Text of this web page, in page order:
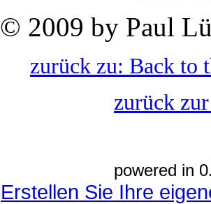
© 2009 by Paul
zurück zu: Back to
zurück
powered in
Erstellen Sie Ihre